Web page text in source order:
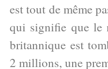
est tout de même
qui signifie que le
britannique est
2 millions, une